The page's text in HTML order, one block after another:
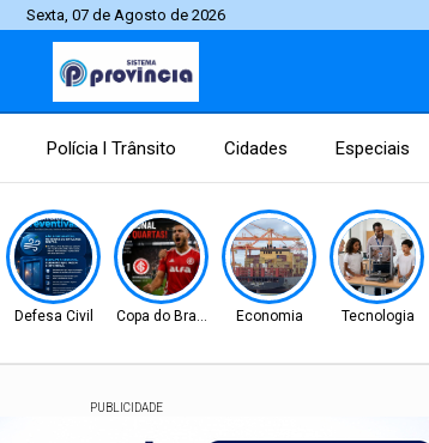
Sexta, 07 de Agosto de 2026
Polícia l Trânsito Cidades Especiais
Defesa Civil Copa do Brasil Economia Tecnologia
PUBLICIDADE